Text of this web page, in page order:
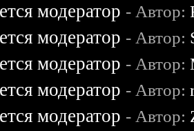
модератор - Автор:
модератор - Автор:
модератор - Автор:
модератор - Автор:
модератор - Автор: